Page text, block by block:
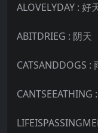
ALOVELYDAY : 好
ABITDRIEG : 阴天
CATSANDDOGS :
CANTSEEATHING